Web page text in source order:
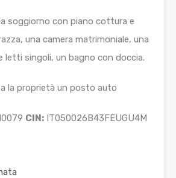
soggiorno con piano cottura e
una camera matrimoniale, una
letti singoli, un bagno con doccia.
la proprietà un posto auto
CIN:IT050026B43FEUGU4M